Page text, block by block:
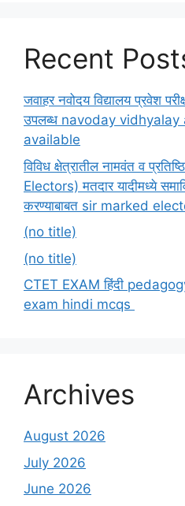
Recent
जवाहर नवोदय विद्यालय प्रवेश
उपलब्ध navoday
available
विविध क्षेत्रातील नामवंत व
Electors) मतदार यादीमध्ये
करण्याबाबत sir marked
(no title)
(no title)
CTET EXAM हिंदी
exam hindi mcqs
Archives
August 2026
July 2026
June 2026